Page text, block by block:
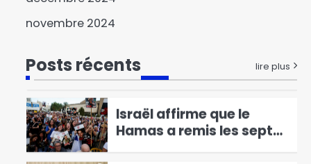
novembre 2024
Posts récents lire plus
1
2
adjoint de la Police
nationale visite les
sécurité publique
3
Israël affirme que le
Hamas a remis les sept